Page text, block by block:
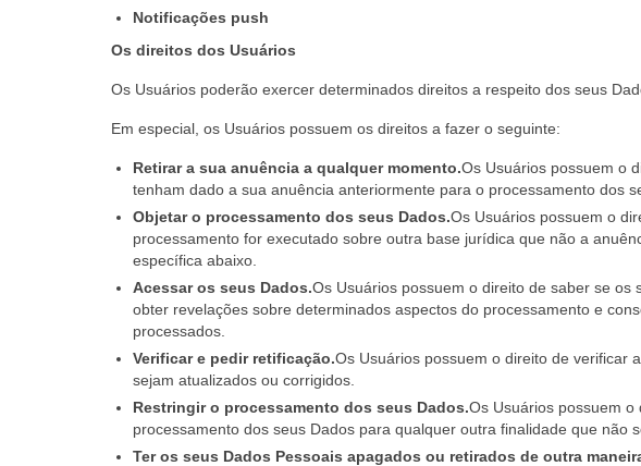
Notificações push
Os direitos dos Usuários
Os Usuários poderão exercer determinados direitos a respeito dos seus
Em especial, os Usuários possuem os direitos a fazer o seguinte:
Retirar a sua anuência a qualquer momento.Os Usuários possuem o
tenham dado a sua anuência anteriormente para o processamento dos
Objetar o processamento dos seus Dados.Os Usuários possuem o
processamento for executado sobre outra base jurídica que não a
específica abaixo.
Acessar os seus Dados.Os Usuários possuem o direito de saber se os
obter revelações sobre determinados aspectos do processamento e
processados.
Verificar e pedir retificação.Os Usuários possuem o direito de verificar
sejam atualizados ou corrigidos.
Restringir o processamento dos seus Dados.Os Usuários possuem
processamento dos seus Dados para qualquer outra finalidade que não
Ter os seus Dados Pessoais apagados ou retirados de outra